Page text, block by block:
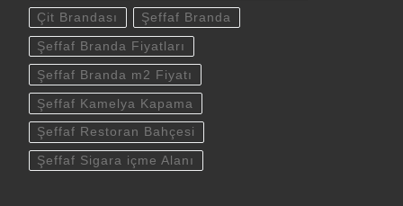
Çit Brandası Şeffaf Branda
Şeffaf Branda Fiyatları
Şeffaf Branda m2 Fiyatı
Şeffaf Kamelya Kapama
Şeffaf Restoran Bahçesi
Şeffaf Sigara içme Alanı